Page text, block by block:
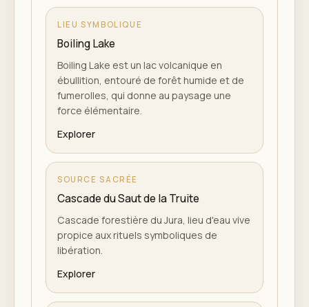
LIEU SYMBOLIQUE
Boiling Lake
Boiling Lake est un lac volcanique en
ébullition, entouré de forêt humide et de
fumerolles, qui donne au paysage une
force élémentaire.
Explorer
SOURCE SACRÉE
Cascade du Saut de la Truite
Cascade forestière du Jura, lieu d'eau vive
propice aux rituels symboliques de
libération.
Explorer